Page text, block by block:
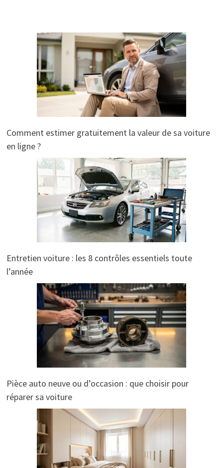
Comment estimer gratuitement la valeur de sa voiture
en ligne ?
Entretien voiture : les 8 contrôles essentiels toute
l’année
Pièce auto neuve ou d’occasion : que choisir pour
réparer sa voiture